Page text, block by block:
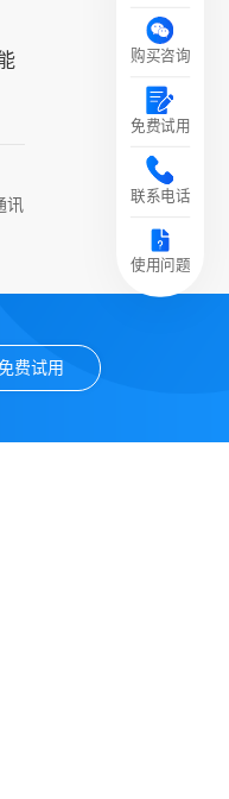
讯
费试用
购买咨询
免费试用
联系电话
使用问题